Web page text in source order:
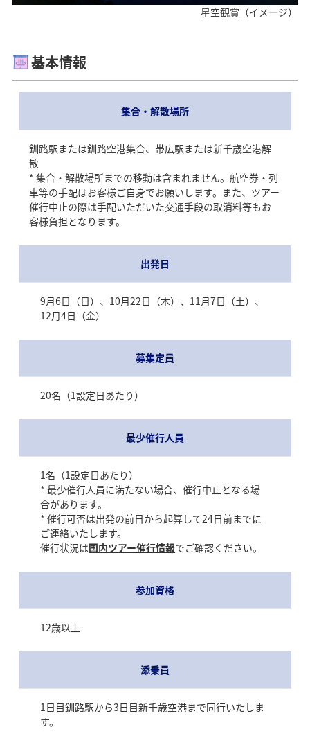
星空観賞（イメージ）
基本情報
集合・解散場所
釧路駅または釧路空港集合、帯広駅または新千歳空港解
散
* 集合・解散場所までの移動は含まれません。航空券・列
車等の手配はお客様ご自身でお願いします。また、ツアー
催行中止の際は手配いただいた交通手段の取消料等もお
客様負担となります。
出発日
9月6日（日）、10月22日（木）、11月7日（土）、
12月4日（金）
募集定員
20名（1設定日あたり）
最少催行人員
1名（1設定日あたり）
* 最少催行人員に満たない場合、催行中止となる場
合があります。
* 催行可否は出発の前日から起算して24日前までに
ご連絡いたします。
催行状況は国内ツアー催行情報でご確認ください。
参加資格
12歳以上
添乗員
1日目釧路駅から3日目新千歳空港まで同行いたしま
す。